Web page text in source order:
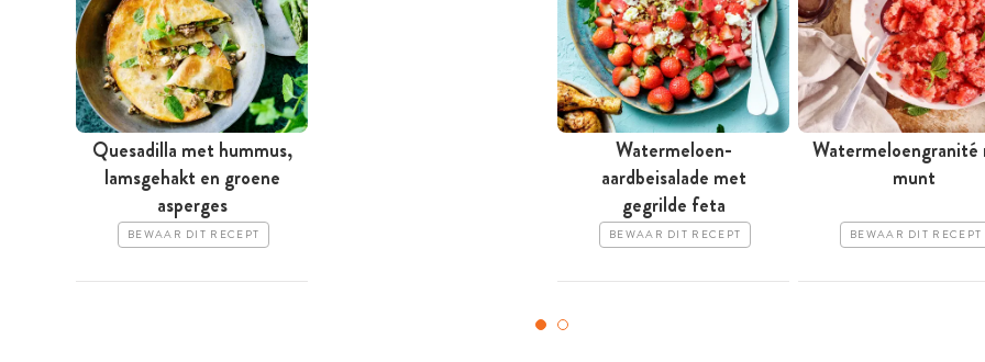
Quesadilla met hummus,
lamsgehakt en groene
asperges
BEWAAR DIT RECEPT
Watermeloen-
aardbeisalade met
gegrilde feta
BEWAAR DIT RECEPT
munt
BEWAAR DIT RECEPT